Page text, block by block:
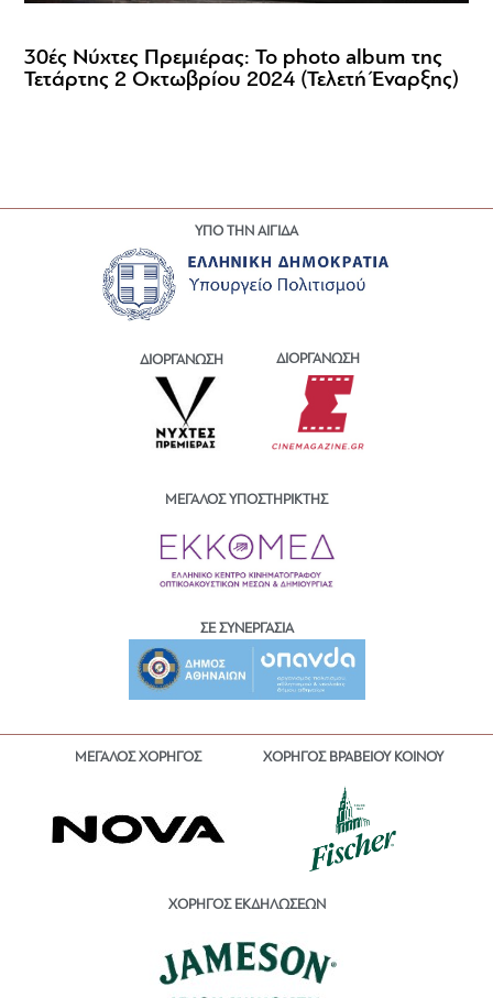
30ές Νύχτες Πρεμιέρας: Το photo album της
Τετάρτης 2 Οκτωβρίου 2024 (Τελετή Έναρξης)
ΥΠΟ ΤΗΝ ΑΙΓΙΔΑ
ΔΙΟΡΓΑΝΩΣΗ ΔΙΟΡΓΑΝΩΣΗ
ΜΕΓΑΛΟΣ ΥΠΟΣΤΗΡΙΚΤΗΣ
ΣΕ ΣΥΝΕΡΓΑΣΙΑ
ΜΕΓΑΛΟΣ ΧΟΡΗΓΟΣ ΧΟΡΗΓΟΣ ΒΡΑΒΕΙΟΥ ΚΟΙΝΟΥ
ΧΟΡΗΓΟΣ ΕΚΔΗΛΩΣΕΩΝ